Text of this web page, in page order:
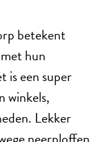
betekent
hun
is een super
winkels,
Lekker